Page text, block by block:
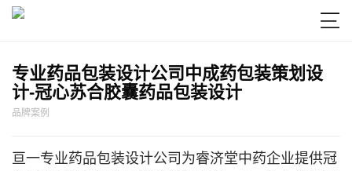

专业药品包装设计公司中成药包装策划设
计-冠心苏合胶囊药品包装设计
品牌案例
亘一专业药品包装设计公司为睿济堂中药企业提供冠